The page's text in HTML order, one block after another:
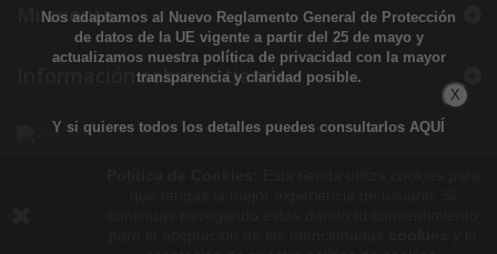
Mi cuenta
Información sobre la tienda
Nos adaptamos al Nuevo Reglamento General de Protección
de datos de la UE vigente a partir del 25 de mayo y
actualizamos nuestra política de privacidad con la mayor
transparencia y claridad posible.
Y si quieres todos los detalles puedes consultarlos AQUÍ
X